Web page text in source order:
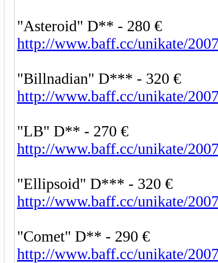
"Asteroid" D** - 280 €
http://www.baff.cc/unikate/
"Billnadian" D*** - 320 €
http://www.baff.cc/unikate/
"LB" D** - 270 €
http://www.baff.cc/unikate/
"Ellipsoid" D*** - 320 €
http://www.baff.cc/unikate/
"Comet" D** - 290 €
http://www.baff.cc/unikate/